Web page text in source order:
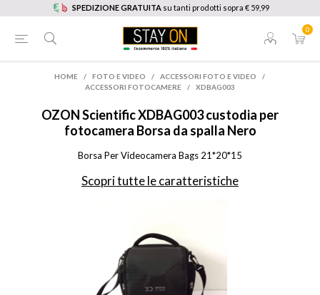
SPEDIZIONE GRATUITA su tanti prodotti sopra € 59,99
0
HOME / FOTO E VIDEO / ACCESSORI FOTO E VIDEO
/
ACCESSORI FOTOCAMERE
/ XDBAG003
OZON ScientificXDBAG003 custodia per
fotocamera Borsa da spalla Nero
Borsa Per Videocamera Bags 21*20*15
Scopri tutte le caratteristiche